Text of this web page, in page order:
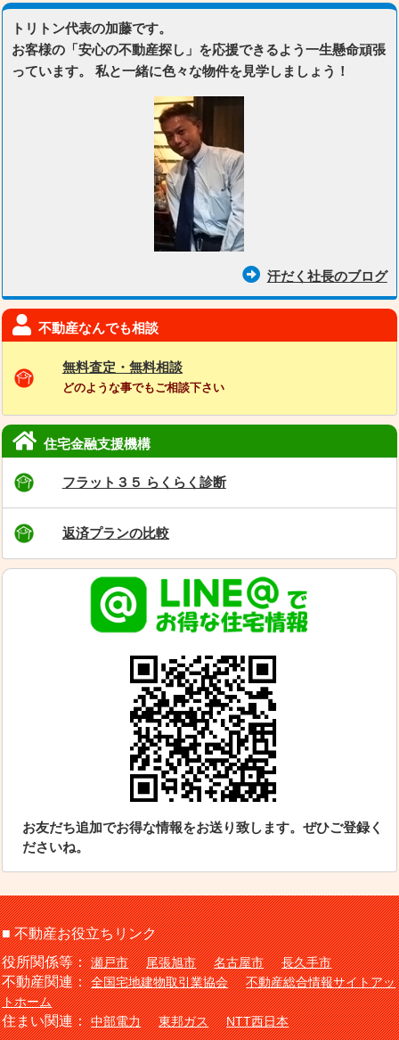
トリトン代表の加藤です。
お客様の「安心の不動産探し」を応援できるよう一生懸命頑張
っています。 私と一緒に色々な物件を見学しましょう！
汗だく社長のブログ
不動産なんでも相談
無料査定・無料相談
どのような事でもご相談下さい
住宅金融支援機構
フラット３５ らくらく診断
返済プランの比較
お友だち追加でお得な情報をお送り致します。ぜひご登録く
ださいね。
■ 不動産お役立ちリンク
役所関係等：瀬戸市 尾張旭市 名古屋市 長久手市
不動産関連：全国宅地建物取引業協会
不動産総合情報サイトアッ
トホーム
住まい関連：中部電力 東邦ガス NTT西日本